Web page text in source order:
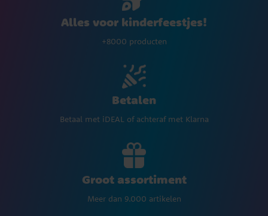
Alles voor kinderfeestjes!
+8000 producten
Betalen
Betaal met iDEAL of achteraf met Klarna
Groot assortiment
Meer dan 9.000 artikelen